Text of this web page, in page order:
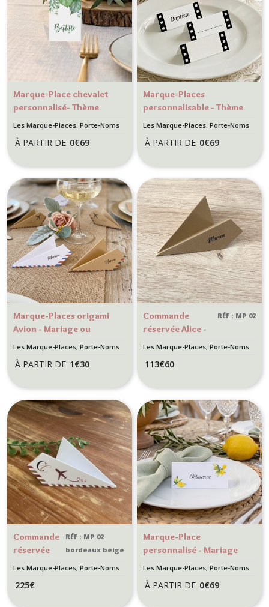
Marque-Place chevalet
personnalisé- Thème
Tropical, nature Jungle
Les Marque-Places, Porte-Noms
À PARTIR DE 0€69
Marque-Places
personnalisable - Thème
Cinéma pour mariage ou
Les Marque-Places, Porte-Noms
À PARTIR DE 0€69
Marque-Places origami
Avion - Mariage ou
Les Marque-Places, Porte-Noms
À PARTIR DE 1€30
Commande
réservée Alice -
PLACES
RÉF : MP 02
Les Marque-Places, Porte-Noms
113€60
Commande
réservée
Nathalie
RÉF : MP 02
bordeaux beige
Les Marque-Places, Porte-Noms
225€
Marque-Place
personnalisé - Mariage
méditerranéen - Motif
Les Marque-Places, Porte-Noms
À PARTIR DE 0€69